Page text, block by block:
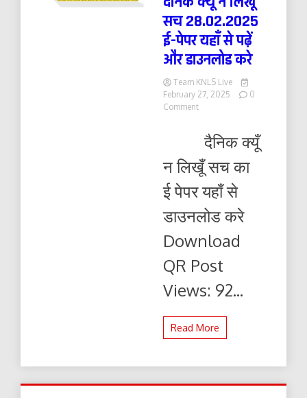
सच 28.02.2025
ई-पेपर यहाँ से पढ़ें
और डाउनलोड करे
Team KNLS Live
February 27, 2025
0
Commenton
सच
28.02.2025
ई-
पेपर
यहाँ
पढ़ें
डाउनलोड
दैनिक क्यूँ
न लिखूँ सच का
ई पेपर यहाँ से
डाउनलोड करे
Download
QR Post
Views: 92...
Read More